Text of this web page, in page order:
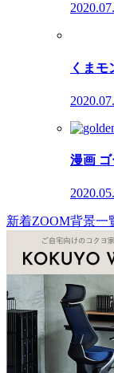
くまモ
漫画
新着ZOOM背景一